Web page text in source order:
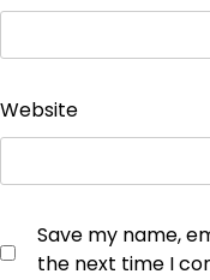
Website
Save my name,
the next time I